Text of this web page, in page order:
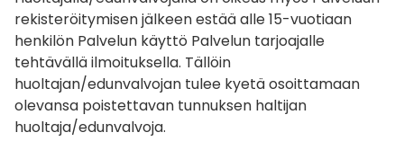
rekisteröitymisen jälkeen estää alle 15-vuotiaan
henkilön Palvelun käyttö Palvelun tarjoajalle
tehtävällä ilmoituksella. Tällöin
huoltajan/edunvalvojan tulee kyetä osoittamaan
olevansa poistettavan tunnuksen haltijan
huoltaja/edunvalvoja.